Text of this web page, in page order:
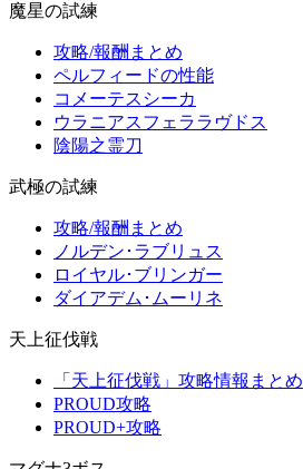
魔星の試練
攻略/報酬まとめ
ペルフィードの性能
コメーテスシーカ
ウラニアスフェララヴドス
陰陽之霊刀
武極の試練
攻略/報酬まとめ
ノルデン･ラブリュス
ロイヤル･ブリンガー
ダイアデム･ムーリネ
天上征伐戦
「天上征伐戦」攻略情報まとめ
PROUD攻略
PROUD+攻略